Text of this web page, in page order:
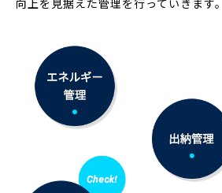
向上を見据えた管理を行っていきます。